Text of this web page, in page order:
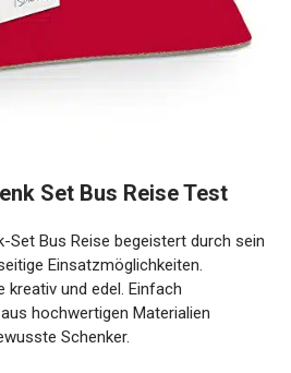
Set Bus Reise Test
Set Bus Reise begeistert durch sein
Einsatzmöglichkeiten.
kreativ und edel. Einfach
hochwertigen Materialien
Schenker.